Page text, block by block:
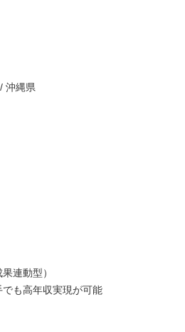
沖縄県
連動型）
も高年収実現が可能